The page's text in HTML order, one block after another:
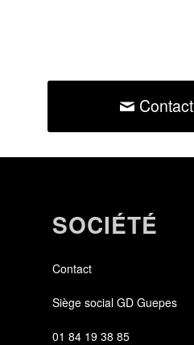
Contact
SOCIÉTÉ
Contact
Siège social GD Guepes
01 84 19 38 85